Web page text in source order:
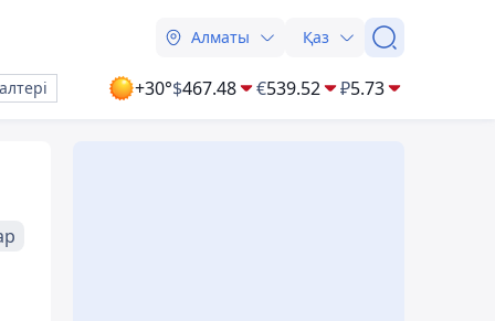
Алматы Қаз
+30°$467.48 €539.52 ₽5.73